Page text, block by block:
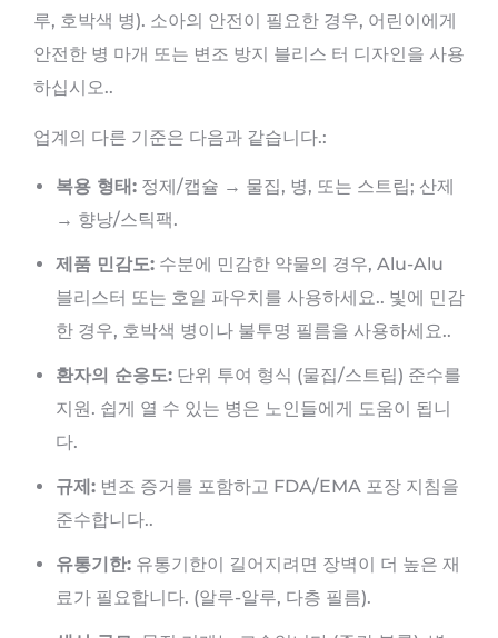
루, 호박색 병). 소아의 안전이 필요한 경우, 어린이에게
안전한 병 마개 또는 변조 방지 블리스 터 디자인을 사용
하십시오..
업계의 다른 기준은 다음과 같습니다.:
복용 형태: 정제/캡슐 → 물집, 병, 또는 스트립; 산제
→ 향낭/스틱팩.
제품 민감도: 수분에 민감한 약물의 경우, Alu-Alu
블리스터 또는 호일 파우치를 사용하세요.. 빛에 민감
한 경우, 호박색 병이나 불투명 필름을 사용하세요..
환자의 순응도: 단위 투여 형식 (물집/스트립) 준수를
지원. 쉽게 열 수 있는 병은 노인들에게 도움이 됩니
다.
규제: 변조 증거를 포함하고 FDA/EMA 포장 지침을
준수합니다..
유통기한: 유통기한이 길어지려면 장벽이 더 높은 재
료가 필요합니다. (알루-알루, 다층 필름).